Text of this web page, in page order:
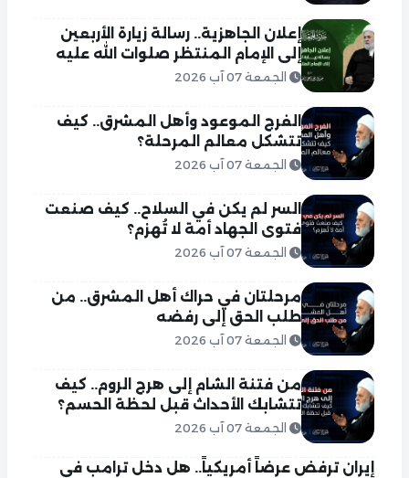
إعلان الجاهزية.. رسالة زيارة الأربعين
إلى الإمام المنتظر صلوات الله عليه
الجمعة 07 آب 2026
الفرج الموعود وأهل المشرق.. كيف
تتشكل معالم المرحلة؟
الجمعة 07 آب 2026
السر لم يكن في السلاح.. كيف صنعت
فتوى الجهاد أمة لا تُهزم؟
الجمعة 07 آب 2026
مرحلتان في حراك أهل المشرق.. من
طلب الحق إلى رفضه
الجمعة 07 آب 2026
من فتنة الشام إلى هرج الروم.. كيف
تتشابك الأحداث قبل لحظة الحسم؟
الجمعة 07 آب 2026
إيران ترفض عرضاً أمريكياً.. هل دخل ترامب في